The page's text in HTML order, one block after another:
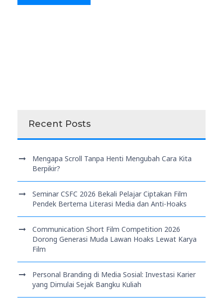
Recent Posts
Mengapa Scroll Tanpa Henti Mengubah Cara Kita
Berpikir?
Seminar CSFC 2026 Bekali Pelajar Ciptakan Film
Pendek Bertema Literasi Media dan Anti-Hoaks
Communication Short Film Competition 2026
Dorong Generasi Muda Lawan Hoaks Lewat Karya
Film
Personal Branding di Media Sosial: Investasi Karier
yang Dimulai Sejak Bangku Kuliah